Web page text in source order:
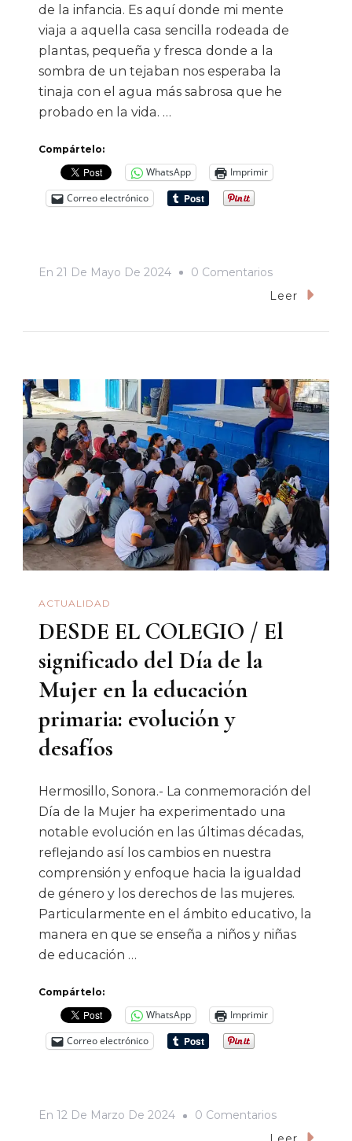
de la infancia. Es aquí donde mi mente
viaja a aquella casa sencilla rodeada de
plantas, pequeña y fresca donde a la
sombra de un tejaban nos esperaba la
tinaja con el agua más sabrosa que he
probado en la vida. …
Compártelo:
WhatsApp
Imprimir
Correo electrónico
En 21 De Mayo De 2024 0 ComentariosEn
Mujeres
Su
Huella
Imborrable
Leer
ACTUALIDAD
DESDE EL COLEGIO / El
significado del Día de la
Mujer en la educación
primaria: evolución y
desafíos
Hermosillo, Sonora.- La conmemoración del
Día de la Mujer ha experimentado una
notable evolución en las últimas décadas,
reflejando así los cambios en nuestra
comprensión y enfoque hacia la igualdad
de género y los derechos de las mujeres.
Particularmente en el ámbito educativo, la
manera en que se enseña a niños y niñas
de educación …
Compártelo:
WhatsApp
Imprimir
Correo electrónico
En 12 De Marzo De 2024 0 ComentariosEn
DESDE